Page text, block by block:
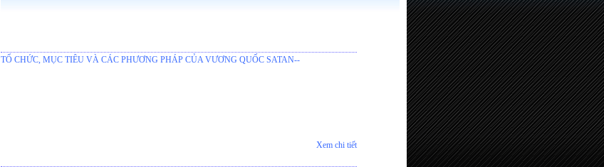
TỔ CHỨC, MỤC TIÊU VÀ CÁC PHƯƠNG PHÁP CỦA VƯƠNG QUỐC SATAN--
Xem chi tiết